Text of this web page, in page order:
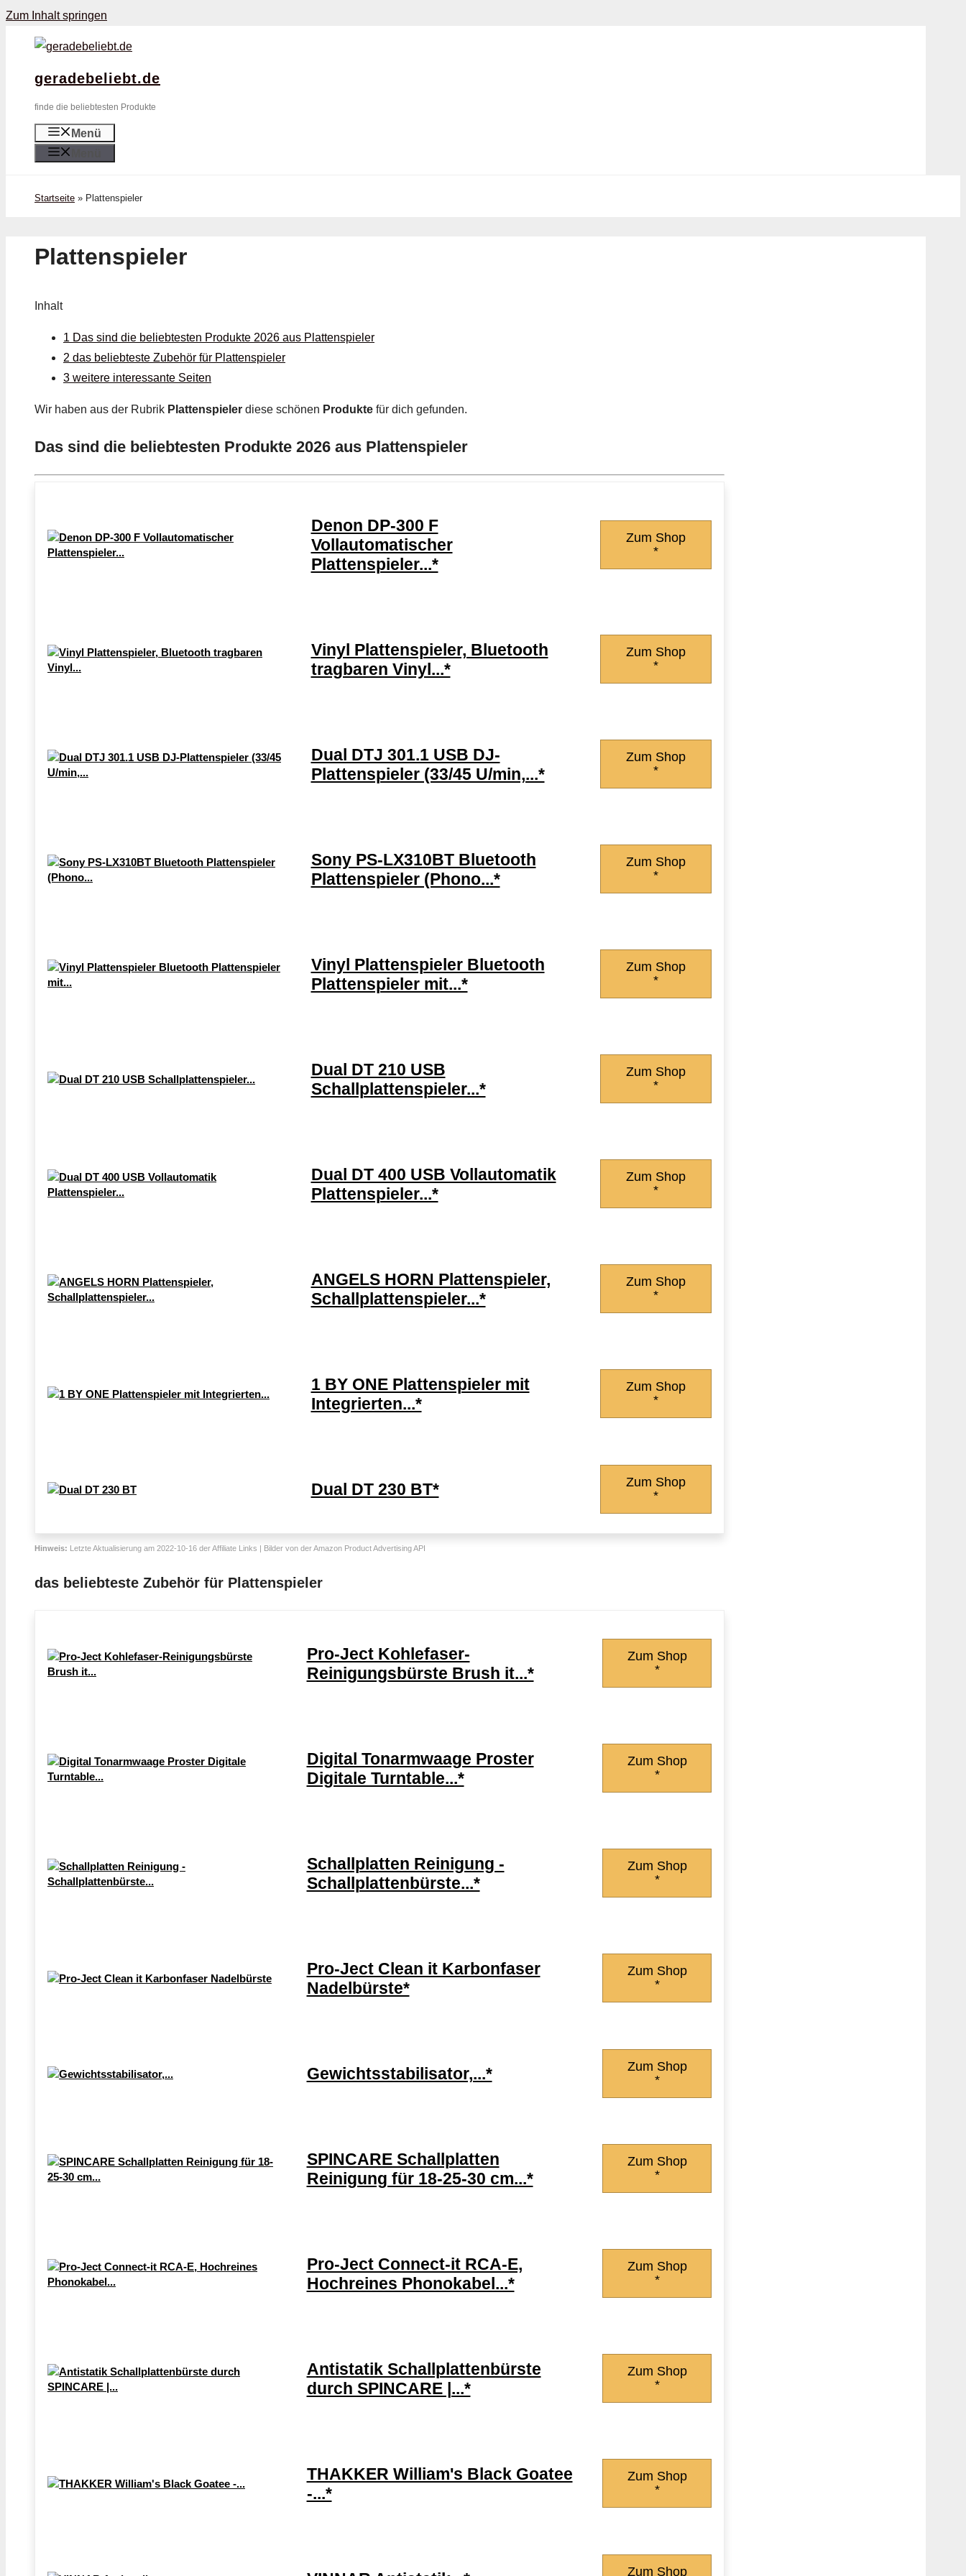
Zum Inhalt springen
geradebeliebt.de
finde die beliebtesten Produkte
Menü
Startseite » Plattenspieler
Plattenspieler
Inhalt
1 Das sind die beliebtesten Produkte 2026 aus Plattenspieler
2 das beliebteste Zubehör für Plattenspieler
3 weitere interessante Seiten
Wir haben aus der Rubrik Plattenspieler diese schönen Produkte für dich gefunden.
Das sind die beliebtesten Produkte 2026 aus Plattenspieler
Denon DP-300 F
Vollautomatischer
Plattenspieler...*
Zum Shop
*
Vinyl Plattenspieler, Bluetooth
tragbaren Vinyl...*
Zum Shop
*
Dual DTJ 301.1 USB DJ-
Plattenspieler (33/45 U/min,...*
Zum Shop
*
Sony PS-LX310BT Bluetooth
Plattenspieler (Phono...*
Zum Shop
*
Vinyl Plattenspieler Bluetooth
Plattenspieler mit...*
Zum Shop
*
Dual DT 210 USB
Schallplattenspieler...*
Zum Shop
*
Dual DT 400 USB Vollautomatik
Plattenspieler...*
Zum Shop
*
ANGELS HORN Plattenspieler,
Schallplattenspieler...*
Zum Shop
*
1 BY ONE Plattenspieler mit
Integrierten...*
Zum Shop
*
Dual DT 230 BT*
Zum Shop
*
Hinweis: Letzte Aktualisierung am 2022-10-16 der Affiliate Links | Bilder von der Amazon Product Advertising API
das beliebteste Zubehör für Plattenspieler
Pro-Ject Kohlefaser-
Reinigungsbürste Brush it...*
Zum Shop
*
Digital Tonarmwaage Proster
Digitale Turntable...*
Zum Shop
*
Schallplatten Reinigung -
Schallplattenbürste...*
Zum Shop
*
Pro-Ject Clean it Karbonfaser
Nadelbürste*
Zum Shop
*
Gewichtsstabilisator,...*
Zum Shop
*
SPINCARE Schallplatten
Reinigung für 18-25-30 cm...*
Zum Shop
*
Pro-Ject Connect-it RCA-E,
Hochreines Phonokabel...*
Zum Shop
*
Antistatik Schallplattenbürste
durch SPINCARE |...*
Zum Shop
*
THAKKER William's Black Goatee
-...*
Zum Shop
*
Zum Shop